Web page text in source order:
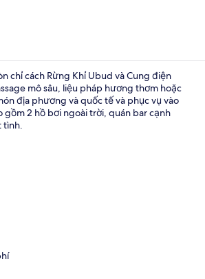
2 nhà hàng;
chỉ cách Rừng Khỉ Ubud và Cung điện
mô sâu, liệu pháp hương thơm hoặc
địa phương và quốc tế và phục vụ vào
2 hồ bơi ngoài trời, quán bar cạnh
tình.